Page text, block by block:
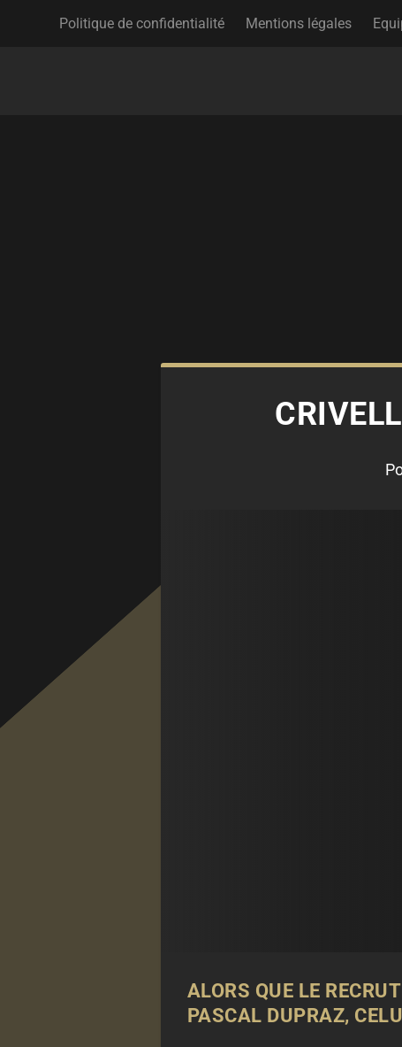
Politique de confidentialité Mentions légales
ALORS QUE LE
PASCAL DUPRAZ,